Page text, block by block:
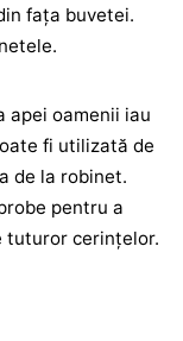
fața buvetei.
apei oamenii iau
fi utilizată de
de la robinet.
pentru a
tuturor cerințelor.